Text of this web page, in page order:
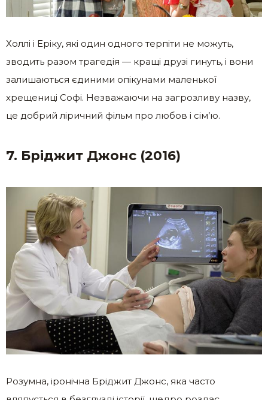
Холлі і Еріку, які один одного терпіти не можуть,
зводить разом трагедія — кращі друзі гинуть, і вони
залишаються єдиними опікунами маленької
хрещениці Софі. Незважаючи на загрозливу назву,
це добрий ліричний фільм про любов і сім’ю.
7. Бріджит Джонс (2016)
Розумна, іронічна Бріджит Джонс, яка часто